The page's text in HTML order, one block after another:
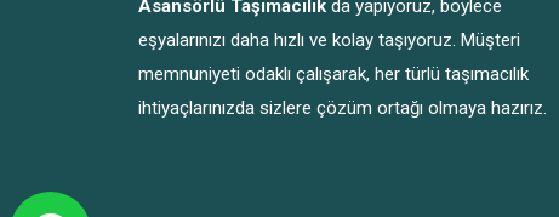
Asansörlü Taşımacılık da yapıyoruz, böylece
eşyalarınızı daha hızlı ve kolay taşıyoruz. Müşteri
memnuniyeti odaklı çalışarak, her türlü taşımacılık
ihtiyaçlarınızda sizlere çözüm ortağı olmaya hazırız.